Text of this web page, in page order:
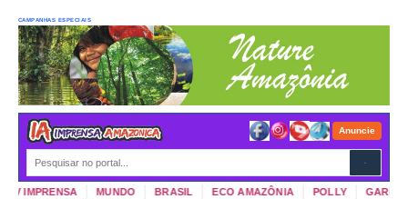
CAMPANHAS ESPECIAIS
Anuncie
IMPRENSA MUNDO BRASIL ECO AMAZÔNIA POLLY GARIMPO